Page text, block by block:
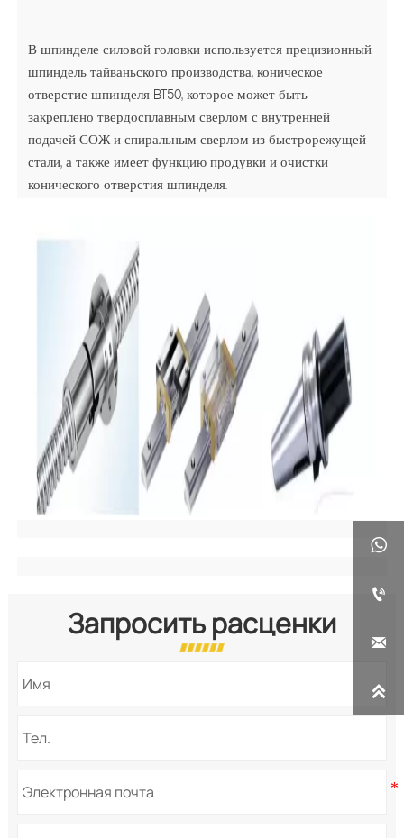
В шпинделе силовой головки используется прецизионный
шпиндель тайваньского производства, коническое
отверстие шпинделя BT50, которое может быть
закреплено твердосплавным сверлом с внутренней
подачей СОЖ и спиральным сверлом из быстрорежущей
стали, а также имеет функцию продувки и очистки
конического отверстия шпинделя.
Запросить расценки



